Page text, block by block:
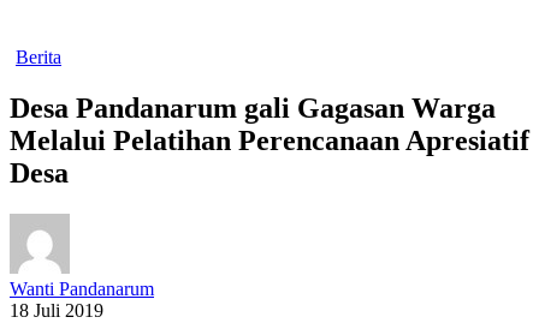
Berita
Desa Pandanarum gali Gagasan Warga
Melalui Pelatihan Perencanaan Apresiatif
Desa
Wanti Pandanarum
18 Juli 2019